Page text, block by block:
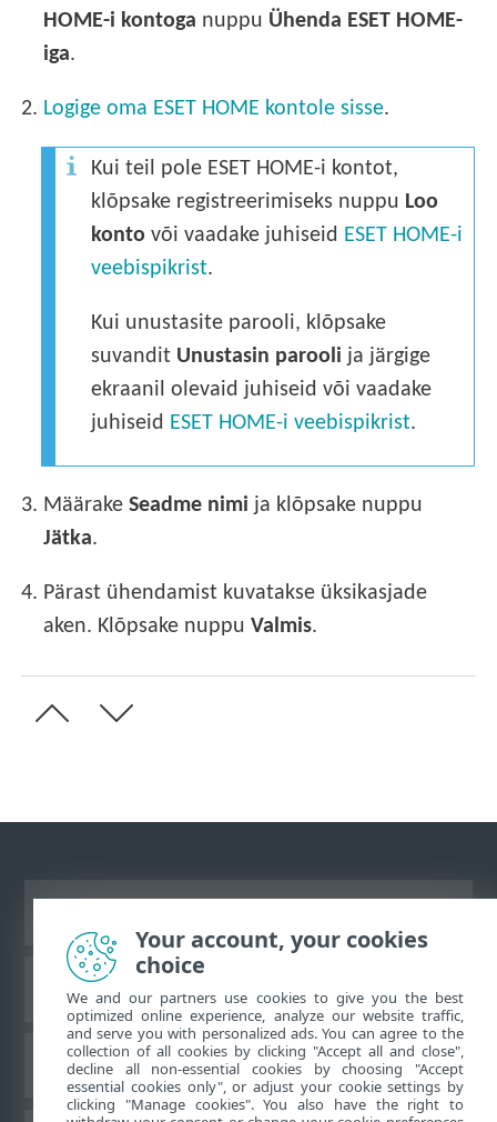
HOME-i kontoga nuppu Ühenda ESET HOME-
iga.
2. Logige oma ESET HOME kontole sisse.
Kui teil pole ESET HOME-i kontot,
klõpsake registreerimiseks nuppu Loo
konto või vaadake juhiseid ESET HOME-i
veebispikrist.
Kui unustasite parooli, klõpsake
suvandit Unustasin parooli ja järgige
ekraanil olevaid juhiseid või vaadake
juhiseid ESET HOME-i veebispikrist.
3. MäärakeSeadme nimi ja klõpsake nuppu
Jätka.
4. Pärast ühendamist kuvatakse üksikasjade
aken. Klõpsake nuppuValmis.
ESET teadmistebaas
ESET-i foorum
Your account, your cookies
choice
We and our partners use cookies to give you the best
optimized online experience, analyze our website traffic,
and serve you with personalized ads. You can agree to the
collection of all cookies by clicking "Accept all and close",
decline all non-essential cookies by choosing "Accept
essential cookies only", or adjust your cookie settings by
clicking "Manage cookies". You also have the right to